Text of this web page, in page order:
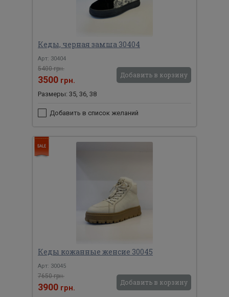
Кеды, черная замша 30404
Арт: 30404
5400 грн.
3500 грн.
Добавить в корзину
Размеры: 35, 36, 38
Добавить в список желаний
Кеды кожанные женсие 30045
Арт: 30045
7650 грн.
3900 грн.
Добавить в корзину